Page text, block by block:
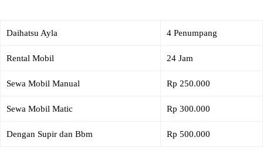
Daihatsu Ayla 4 Penumpang
Rental Mobil 24 Jam
Sewa Mobil Manual Rp 250.000
Sewa Mobil Matic Rp 300.000
Dengan Supir dan Bbm Rp 500.000